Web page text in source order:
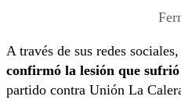
A través de sus redes sociales,
confirmó la lesión que
partido contra Unión La